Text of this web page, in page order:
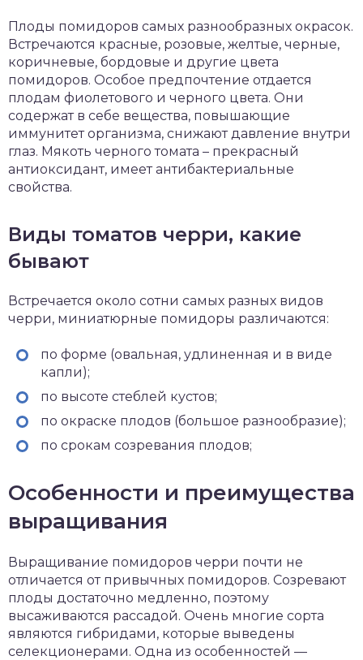
Плоды помидоров самых разнообразных окрасок.
Встречаются красные, розовые, желтые, черные,
коричневые, бордовые и другие цвета
помидоров. Особое предпочтение отдается
плодам фиолетового и черного цвета. Они
содержат в себе вещества, повышающие
иммунитет организма, снижают давление внутри
глаз. Мякоть черного томата – прекрасный
антиоксидант, имеет антибактериальные
свойства.
Виды томатов черри, какие
бывают
Встречается около сотни самых разных видов
черри, миниатюрные помидоры различаются:
по форме (овальная, удлиненная и в виде
капли);
по высоте стеблей кустов;
по окраске плодов (большое разнообразие);
по срокам созревания плодов;
Особенности и преимущества
выращивания
Выращивание помидоров черри почти не
отличается от привычных помидоров. Созревают
плоды достаточно медленно, поэтому
высаживаются рассадой. Очень многие сорта
являются гибридами, которые выведены
селекционерами. Одна из особенностей —